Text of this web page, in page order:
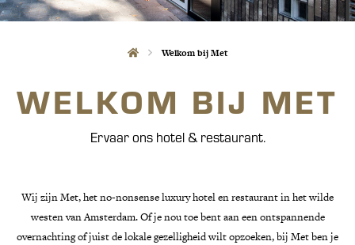
Welkom bij Met
WELKOM BIJ MET
Ervaar ons hotel & restaurant.
Wij zijn Met, het no-nonsense luxury hotel en restaurant in het wilde
westen van Amsterdam. Of je nou toe bent aan een ontspannende
overnachting of juist de lokale gezelligheid wilt opzoeken, bij Met ben je